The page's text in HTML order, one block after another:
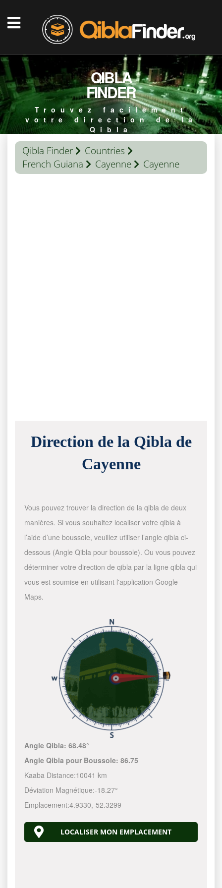
QIBLA
FINDER
Trouvez facilement
votre direction de la
Qibla
Qibla Finder
Countries
French Guiana
Cayenne Cayenne
Direction de la Qibla de
Cayenne
Vous pouvez trouver la direction de la qibla de deux
manières. Si vous souhaitez localiser votre qibla à
l’aide d’une boussole, veuillez utiliser l’angle qibla ci-
dessous (Angle Qibla pour boussole). Ou vous pouvez
déterminer votre direction de qibla par la ligne qibla qui
vous est soumise en utilisant l'application Google
Maps.
Angle Qibla:68.48°
Angle Qibla pour Boussole:86.75
Kaaba Distance:10041 km
Déviation Magnétique:-18.27°
Emplacement:4.9330,-52.3300
LOCALISER MON EMPLACEMENT